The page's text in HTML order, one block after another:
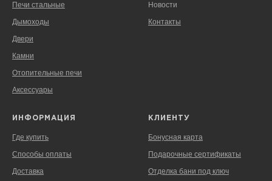
Печи стальные
Дымоходы
Двери
Камни
Отопительные печи
Аксессуары
Новости
Контакты
ИНФОРМАЦИЯ
Где купить
Способы оплаты
Доставка
КЛИЕНТУ
Бонусная карта
Подарочные сертификаты
Отделка бани под ключ